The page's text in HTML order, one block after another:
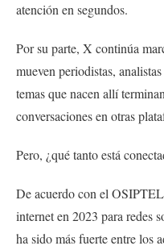
atención en segundos.
Por su parte, X continúa
mueven periodistas,
temas que nacen allí
conversaciones en otras
Pero, ¿qué tanto está
De acuerdo con el
internet en 2023 para redes
ha sido más fuerte entre los